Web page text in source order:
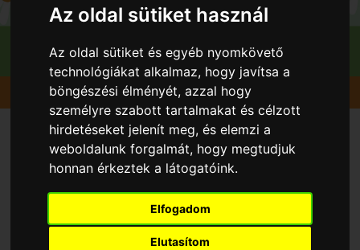
Az oldal sütiket használ
Az oldal sütiket és egyéb nyomkövető
technológiákat alkalmaz, hogy javítsa a
böngészési élményét, azzal hogy
személyre szabott tartalmakat és célzott
hirdetéseket jelenít meg, és elemzi a
weboldalunk forgalmát, hogy megtudjuk
honnan érkeztek a látogatóink.
Elfogadom
Elutasítom
Gyümölcsök Alma Jonagold